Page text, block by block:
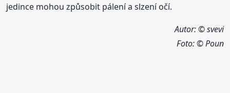
jedince mohou způsobit pálení a slzení očí.
Autor: © svevi
Foto:© Poun